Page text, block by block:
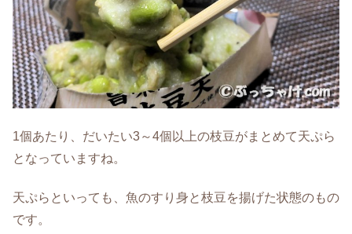
1個あたり、だいたい3～4個以上の枝豆がまとめて天ぷら
となっていますね。
天ぷらといっても、魚のすり身と枝豆を揚げた状態のもの
です。